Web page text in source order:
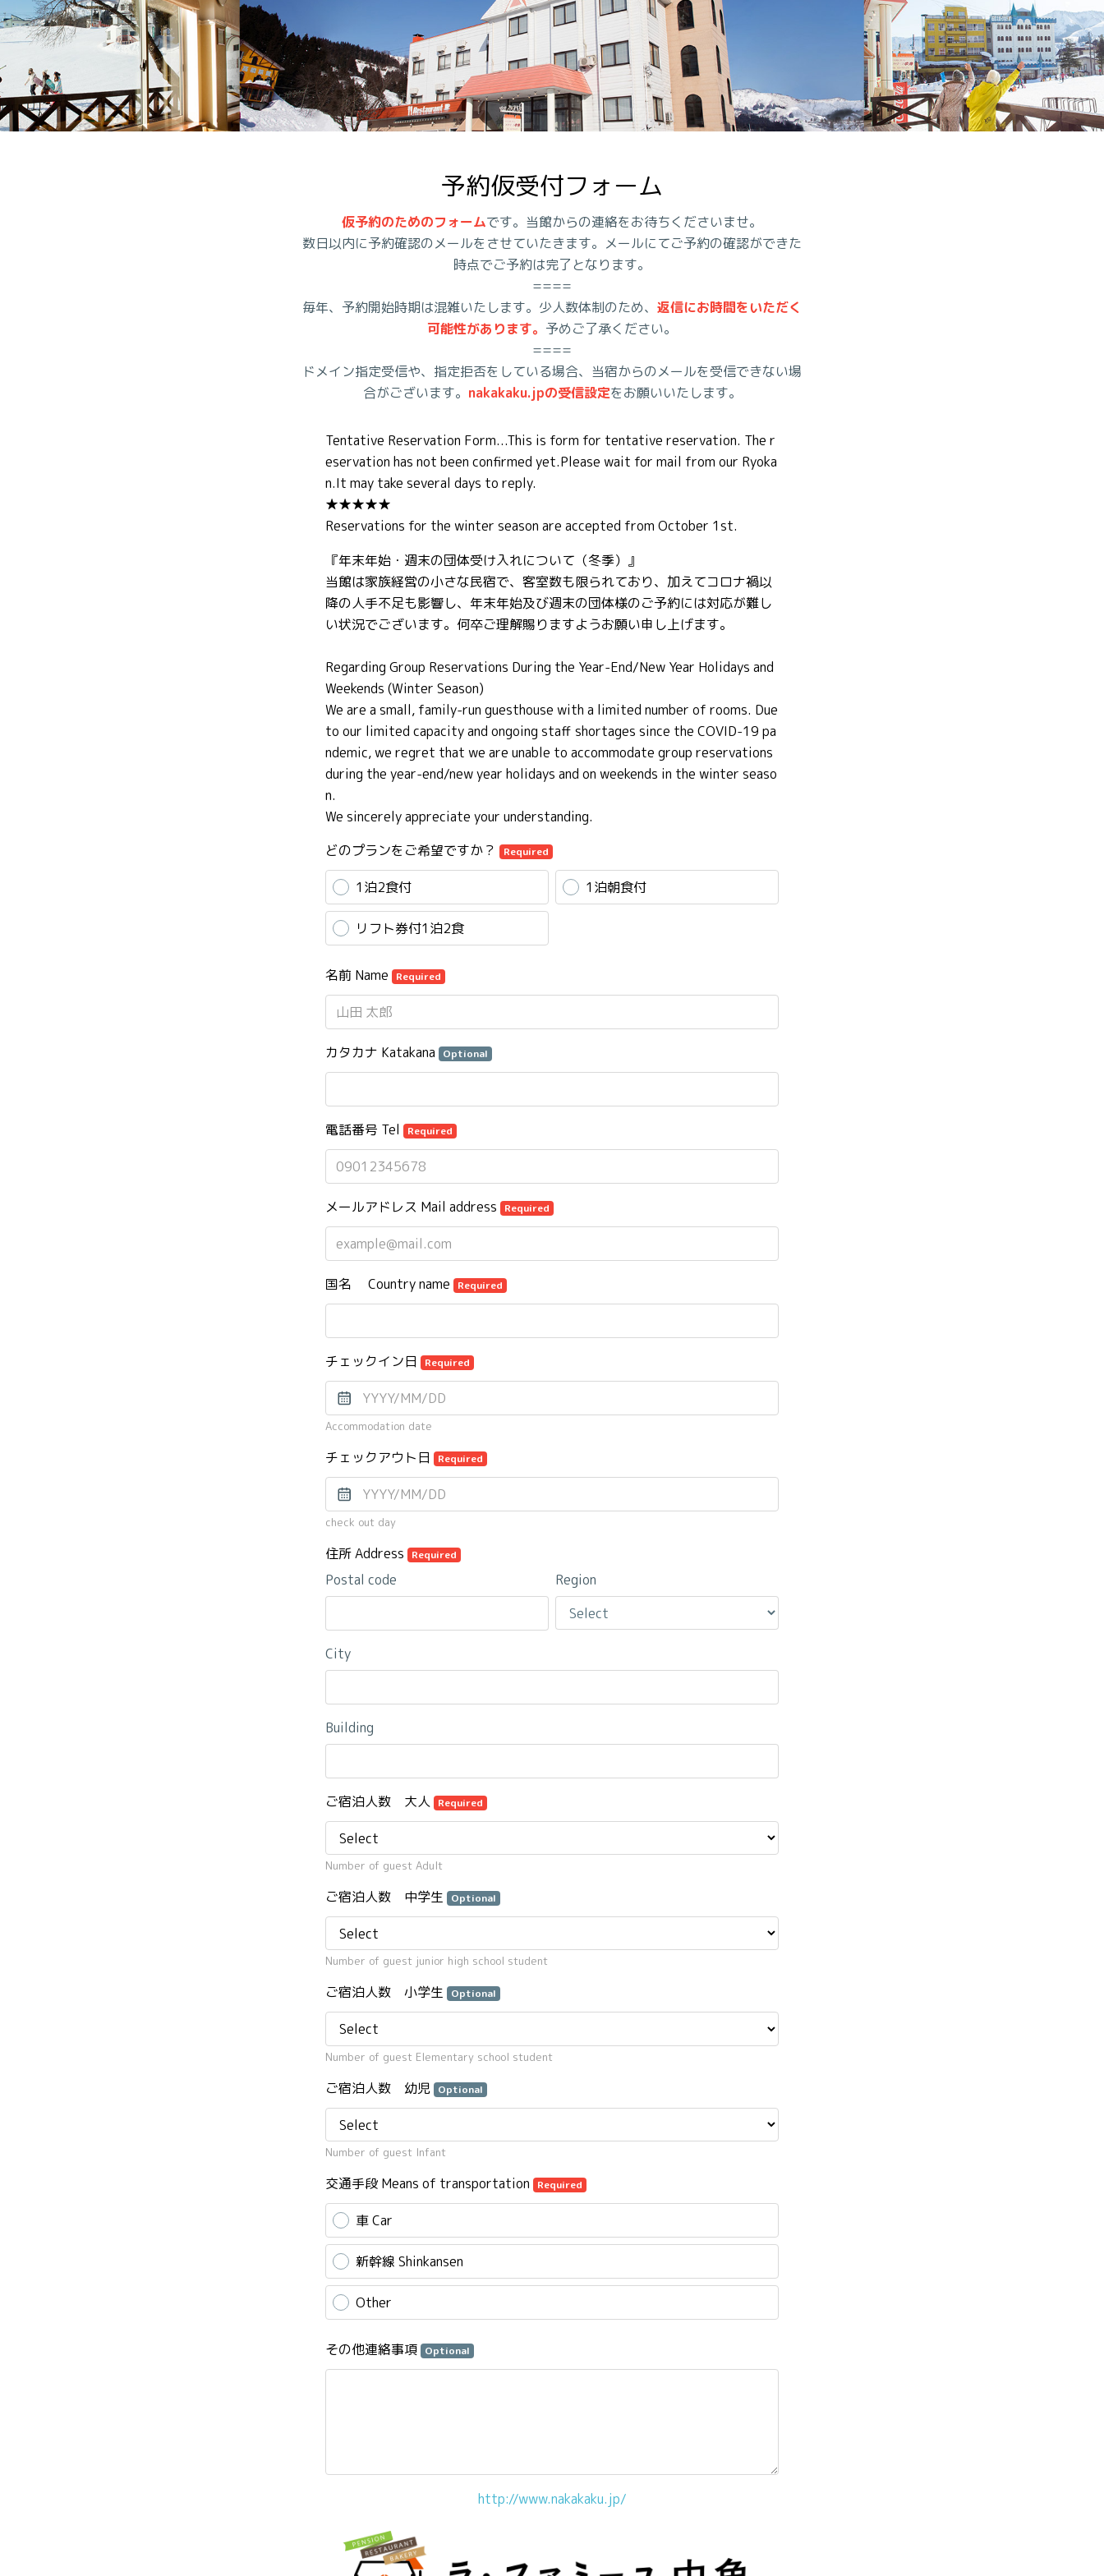
予約仮受付フォーム
仮予約のためのフォームです。当館からの連絡をお待ちくださいませ。
数日以内に予約確認のメールをさせていたきます。メールにてご予約の確認ができた
時点でご予約は完了となります。
====
毎年、予約開始時期は混雑いたします。少人数体制のため、 返信にお時間をいただく
可能性があります。 予めご了承ください。
====
ドメイン指定受信や、指定拒否をしている場合、当宿からのメールを受信できない場
合がございます。 nakakaku.jpの受信設定をお願いいたします。
Tentative Reservation Form...This is form for tentative reservation. The r
eservation has not been confirmed yet.Please wait for mail from our Ryoka
n.It may take several days to reply.
★★★★★
Reservations for the winter season are accepted from October 1st.
『年末年始・週末の団体受け入れについて（冬季）』
当館は家族経営の小さな民宿で、客室数も限られており、加えてコロナ禍以
降の人手不足も影響し、年末年始及び週末の団体様のご予約には対応が難し
い状況でございます。何卒ご理解賜りますようお願い申し上げます。
Regarding Group Reservations During the Year-End/New Year Holidays and
Weekends (Winter Season)
We are a small, family-run guesthouse with a limited number of rooms. Due
to our limited capacity and ongoing staff shortages since the COVID-19 pa
ndemic, we regret that we are unable to accommodate group reservations
during the year-end/new year holidays and on weekends in the winter seaso
n.
We sincerely appreciate your understanding.
どのプランをご希望ですか？
Required
1泊2食付 1泊朝食付
リフト券付1泊2食
名前 Name Required
カタカナ Katakana Optional
電話番号 Tel Required
メールアドレス Mail address Required
国名 Country name Required
チェックイン日 Required
Accommodation date
チェックアウト日 Required
check out day
住所 Address Required
Postal code Region
City
Building
ご宿泊人数 大人 Required
Number of guest Adult
ご宿泊人数 中学生 Optional
Number of guest junior high school student
ご宿泊人数 小学生 Optional
Number of guest Elementary school student
ご宿泊人数 幼児 Optional
Number of guest Infant
交通手段 Means of transportation Required
車 Car
新幹線 Shinkansen
Other
その他連絡事項 Optional
http://www.nakakaku.jp/